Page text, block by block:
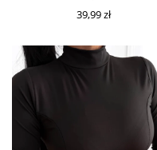
39,99 zł